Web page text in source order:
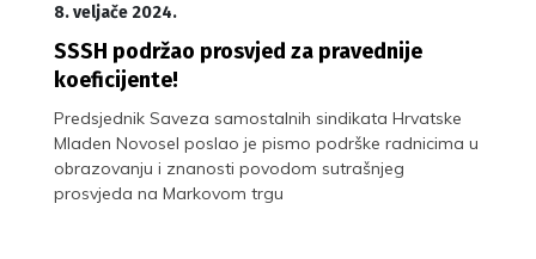
8. veljače 2024.
SSSH podržao prosvjed za pravednije
koeficijente!
Predsjednik Saveza samostalnih sindikata Hrvatske
Mladen Novosel poslao je pismo podrške radnicima u
obrazovanju i znanosti povodom sutrašnjeg
prosvjeda na Markovom trgu